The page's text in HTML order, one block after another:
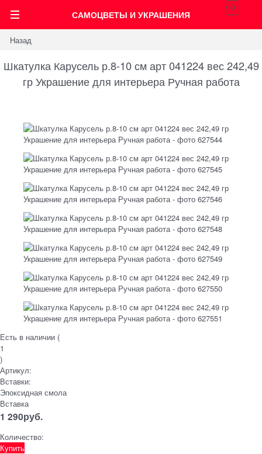
САМОЦВЕТЫ И УКРАШЕНИЯ
0
Назад
Шкатулка Карусель р.8-10 см арт 041224 вес 242,49
гр Украшение для интерьера Ручная работа
Есть в наличии (
1
)
Артикул:
Вставки:
Эпоксидная смола
Вставка
1 290руб.
Количество:
Купить